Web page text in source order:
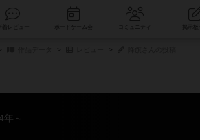
コミュニティ
年～